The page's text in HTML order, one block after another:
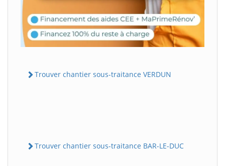
Trouver chantier sous-traitance VERDUN
Trouver chantier sous-traitance BAR-LE-DUC